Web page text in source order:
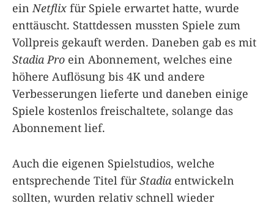
einNetflix für Spiele erwartet hatte, wurde
enttäuscht. Stattdessen mussten Spiele zum
Vollpreis gekauft werden. Daneben gab es mit
Stadia Pro ein Abonnement, welches eine
höhere Auflösung bis 4K und andere
Verbesserungen lieferte und daneben einige
Spiele kostenlos freischaltete, solange das
Abonnement lief.
Auch die eigenen Spielstudios, welche
entsprechende Titel fürStadia entwickeln
sollten, wurden relativ schnell wieder